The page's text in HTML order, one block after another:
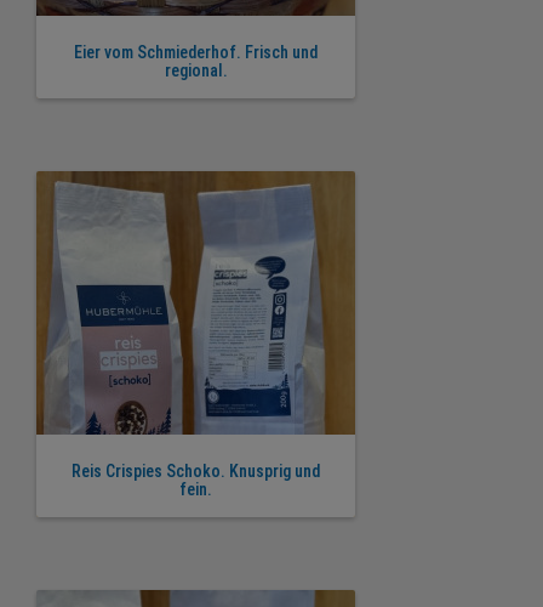
Eier vom Schmiederhof. Frisch und
regional.
Reis Crispies Schoko. Knusprig und
fein.